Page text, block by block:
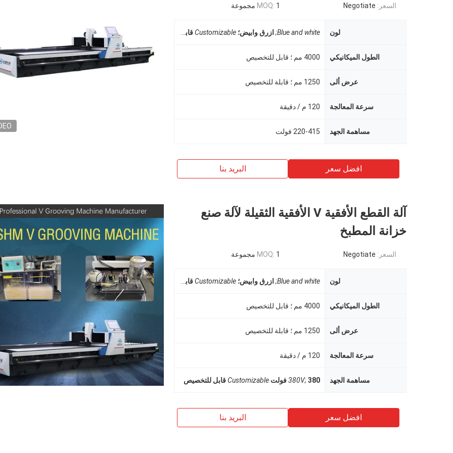
السعر: Negotiate
MOQ: 1 مجموعة
لون Blue and white; ازرق وابيض؛ Customizableقابل للتخصيص
الطول الميكانيكي 4000 مم ؛ قابل للتخصيص
عرض ألى 1250 مم ؛ قابلة للتخصيص
سرعة المعالجة 120 م / دقيقة
مساهمة الجهد 220-415 فولت
افضل سعر البريد بنا
آلة القطع الأفقية V الأفقية الثقيلة لآلة صنع
خزانة المطبخ
السعر: Negotiate
MOQ: 1 مجموعة
لون Blue and white; ازرق وابيض؛ Customizableقابل للتخصيص
الطول الميكانيكي 4000 مم ؛ قابل للتخصيص
عرض ألى 1250 مم ؛ قابلة للتخصيص
سرعة المعالجة 120 م / دقيقة
مساهمة الجهد 380V;380 فولت Customizableقابل للتخصيص
افضل سعر البريد بنا